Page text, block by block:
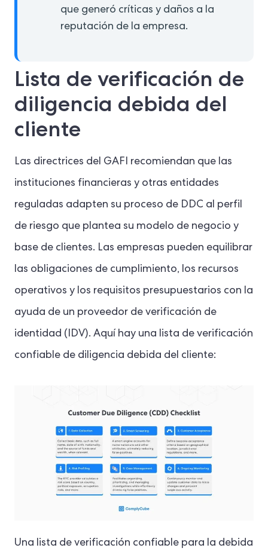
que generó críticas y daños a la
reputación de la empresa.
Lista de verificación de
diligencia debida del
cliente
Las directrices del GAFI recomiendan que las
instituciones financieras y otras entidades
reguladas adapten su proceso de DDC al perfil
de riesgo que plantea su modelo de negocio y
base de clientes. Las empresas pueden equilibrar
las obligaciones de cumplimiento, los recursos
operativos y los requisitos presupuestarios con la
ayuda de un proveedor de verificación de
identidad (IDV). Aquí hay una lista de verificación
confiable de diligencia debida del cliente:
Una lista de verificación confiable para la debida